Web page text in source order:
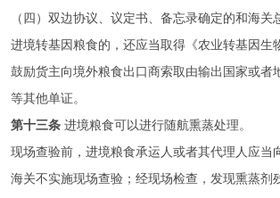
（四）双边协议、议定书、备忘录确定的和海关
进境转基因粮食的，还应当取得《农业转基因生
鼓励货主向境外粮食出口商索取由输出国家或
等其他单证。
第十三条 进境粮食可以进行随航熏蒸处理。
现场查验前，进境粮食承运人或者其代理人应当
海关不实施现场查验；经现场检查，发现熏蒸